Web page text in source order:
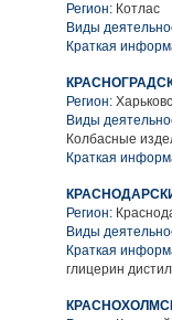
Регион: Котлас
Виды
Краткая
Регион:
Виды
Колбасные
Краткая
Регион:
Виды
Краткая
глицерин